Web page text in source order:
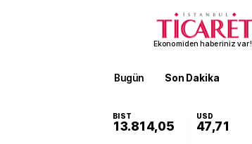
Ekonomiden haberiniz var!
Bugün Son Dakika
BIST
13.814,05
USD
47,71